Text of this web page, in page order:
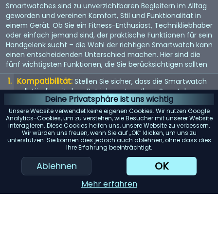
Deine Privatsphäre ist uns wichtig
Unsere Website verwendet keine eigenen Cookies. Wir nutzen Google
Analytics-Cookies, um zu verstehen, wie Besucher mit unserer Website
interagieren. Diese Cookies helfen uns, unsere Website zu verbessern.
Wir würden uns freuen, wenn Sie auf „OK“ klicken, um uns zu
unterstützen. Sie können dies jedoch auch ablehnen, ohne dass dies
Ihre Erfahrung beeinträchtigt.
Ablehnen OK
Mehr erfahren
Smartwatches sind zu unverzichtbaren Begleitern im Alltag
geworden und vereinen Komfort, Stil und Funktionalität in
einem Gerät. Ob Sie ein Fitness-Enthusiast, Technikliebhaber
oder einfach jemand sind, der praktische Funktionen für sein
Handgelenk sucht – die Wahl der richtigen Smartwatch kann
einen entscheidenden Unterschied machen. Hier sind die
fünf wichtigsten Funktionen, die Sie berücksichtigen sollten
Kompatibilität: Stellen Sie sicher, dass die Smartwatch
vollständig mit dem Betriebssystem Ihres Smartphones
(iOS oder Android) kompatibel ist, um mögliche
Einschränkungen zu vermeiden.
Akkulaufzeit: Achten Sie auf Modelle mit einer langen
Akkulaufzeit, insbesondere wenn Sie Funktionen wie GPS-
Tracking oder kontinuierliche Herzfrequenzmessung
regelmäßig nutzen möchten.
Gesundheits- und Fitness-Tracking:
Berücksichtigen
Sie die verschiedenen Tracking-Funktionen wie